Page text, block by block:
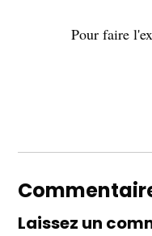
Pour faire
Laissez un